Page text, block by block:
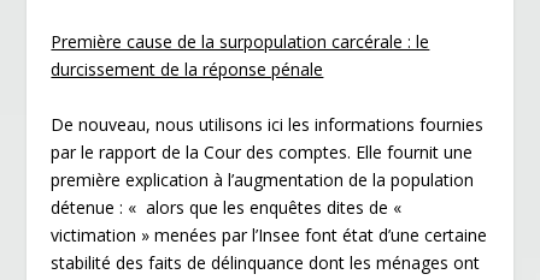
Première cause de la surpopulation carcérale : le
durcissement de la réponse pénale
De nouveau, nous utilisons ici les informations fournies
par le rapport de la Cour des comptes. Elle fournit une
première explication à l’augmentation de la population
détenue : « alors que les enquêtes dites de «
victimation » menées par l’Insee font état d’une certaine
stabilité des faits de délinquance dont les ménages ont